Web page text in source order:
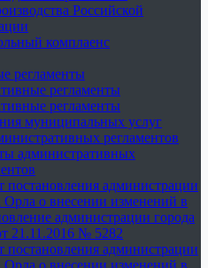
Российской
комплаенс
регламенты
регламенты
регламенты
муниципальных услуг
регламентов
административных
постановления администрации
Орла о внесении изменений в
администрации города
21.11.2016 № 5282
постановления администрации
Орла о внесении изменений в